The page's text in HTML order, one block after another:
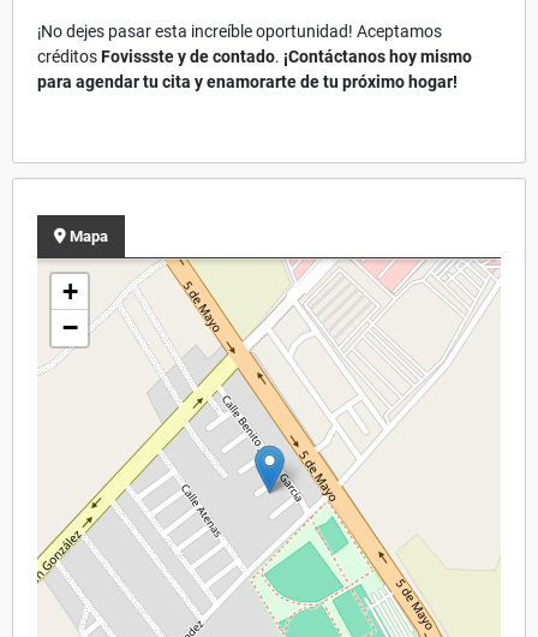
¡No dejes pasar esta increíble oportunidad! Aceptamos
créditosFovissste y de contado. ¡Contáctanos hoy mismo
para agendar tu cita y enamorarte de tu próximo hogar!
Mapa
+
−